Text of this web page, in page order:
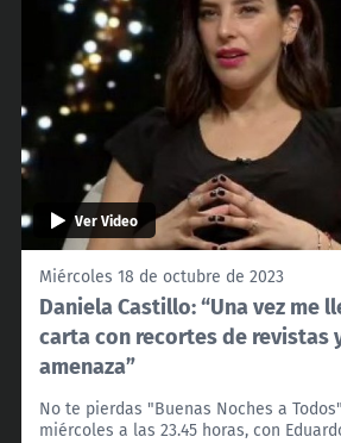
Ver Video
Miércoles 18 de octubre de 2023
Daniela Castillo: “Una vez me
carta con recortes de revistas
amenaza”
No te pierdas "Buenas Noches a
miércoles a las 23.45 horas, con